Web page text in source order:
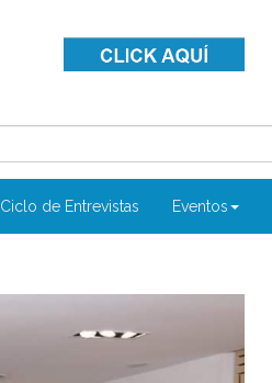
Ciclo de Entrevistas Eventos